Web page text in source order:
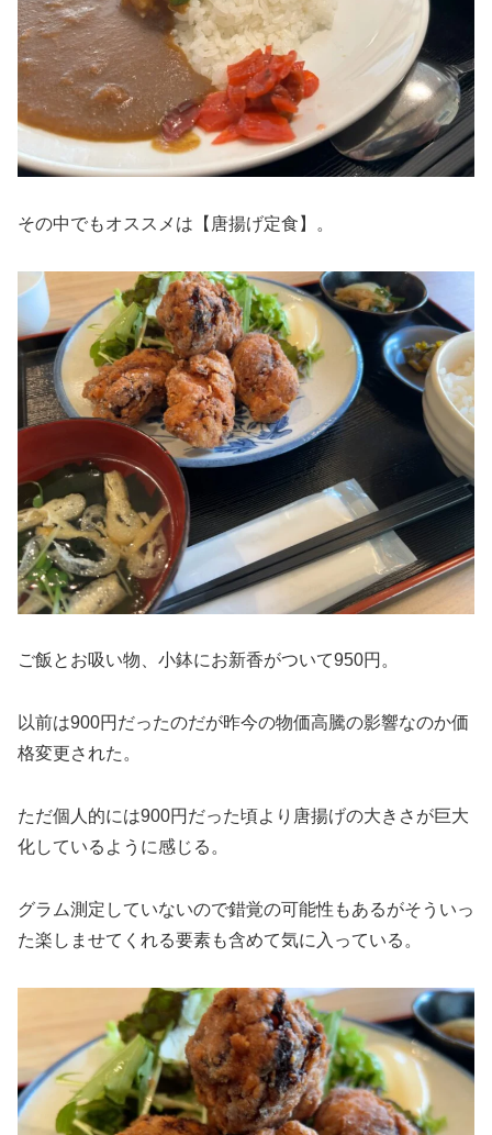
その中でもオススメは【唐揚げ定食】。
ご飯とお吸い物、小鉢にお新香がついて950円。
以前は900円だったのだが昨今の物価高騰の影響なのか価
格変更された。
ただ個人的には900円だった頃より唐揚げの大きさが巨大
化しているように感じる。
グラム測定していないので錯覚の可能性もあるがそういっ
た楽しませてくれる要素も含めて気に入っている。